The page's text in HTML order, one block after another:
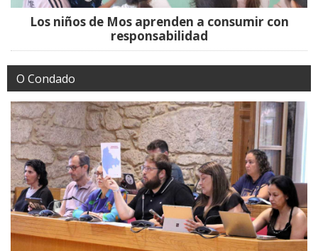
Los niños de Mos aprenden a consumir con
responsabilidad
O Condado